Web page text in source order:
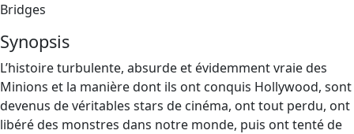
Bridges
Synopsis
L’histoire turbulente, absurde et évidemment vraie des
Minions et la manière dont ils ont conquis Hollywood, sont
devenus de véritables stars de cinéma, ont tout perdu, ont
libéré des monstres dans notre monde, puis ont tenté de